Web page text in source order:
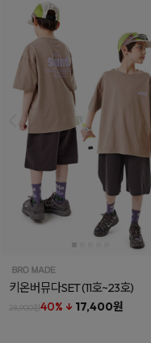
키온버뮤다SET(11호~23호)
28,900원40% ↓ 17,400원